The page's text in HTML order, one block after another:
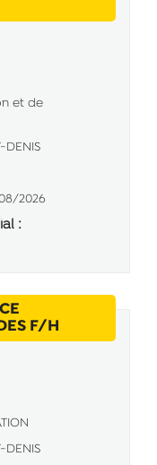
et de
DENIS
2026
:
F/H
DENIS